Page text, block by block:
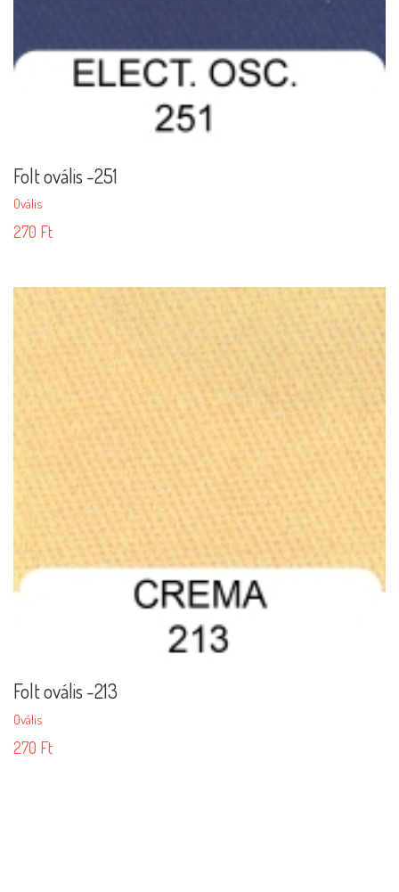
Folt ovális -251
Ovális
270 Ft
Folt ovális -213
Ovális
270 Ft